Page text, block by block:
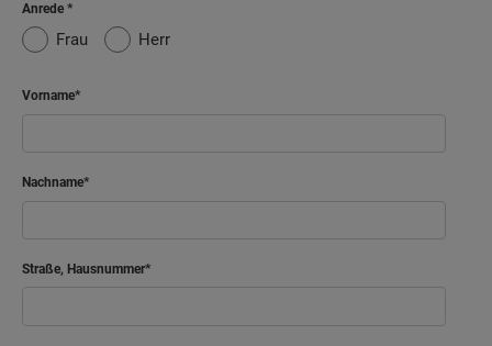
Anrede
Frau Herr
Vorname
Nachname
Straße, Hausnummer